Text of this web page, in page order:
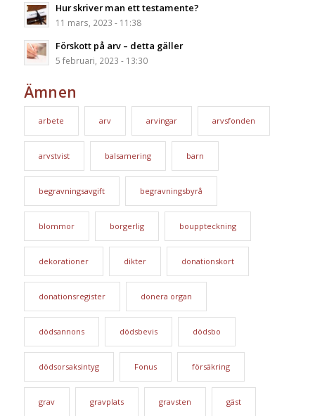
Hur skriver man ett testamente?
11 mars, 2023 - 11:38
Förskott på arv – detta gäller
5 februari, 2023 - 13:30
Ämnen
arbete arv arvingar arvsfonden
arvstvist balsamering barn
begravningsavgift begravningsbyrå
blommor borgerlig bouppteckning
dekorationer dikter donationskort
donationsregister donera organ
dödsannons dödsbevis dödsbo
dödsorsaksintyg Fonus försäkring
grav gravplats gravsten gäst